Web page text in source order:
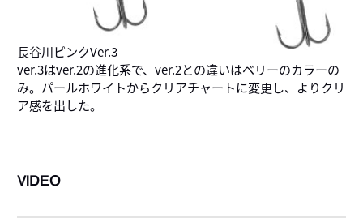
長谷川ピンクVer.3
ver.3はver.2の進化系で、ver.2との違いはベリーのカラーの
み。パールホワイトからクリアチャートに変更し、よりクリ
ア感を出した。
VIDEO